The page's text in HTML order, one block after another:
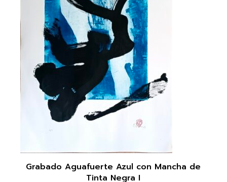
Grabado Aguafuerte Azul con Mancha de
Tinta Negra I